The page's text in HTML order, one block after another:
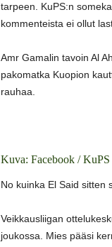
tarpeen. KuPS:n
kommenteista ei ollut
Amr Gamalin tavoin Al
pakomatka Kuopion
rauhaa.
Kuva: Facebook / KuPS
No kuinka El Said sitten
Veikkausliigan
joukossa. Mies pääsi